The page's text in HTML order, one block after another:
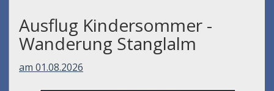
Ausflug Kindersommer -
Wanderung Stanglalm
am 01.08.2026